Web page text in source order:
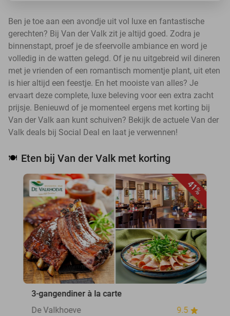
Ben je toe aan een avondje uit vol luxe en fantastische
gerechten? Bij Van der Valk zit je altijd goed. Zodra je
binnenstapt, proef je de sfeervolle ambiance en word je
volledig in de watten gelegd. Of je nu uitgebreid wil dineren
met je vrienden of een romantisch momentje plant, uit eten
is hier altijd een feestje. En het mooiste van alles? Je
ervaart deze complete, luxe beleving voor een extra zacht
prijsje. Benieuwd of je momenteel ergens met korting bij
Van der Valk aan kunt schuiven? Bekijk de actuele Van der
Valk deals bij Social Deal en laat je verwennen!
🍽️ Eten bij Van der Valk met korting
41%
3-gangendiner à la carte
De Valkhoeve
9.5